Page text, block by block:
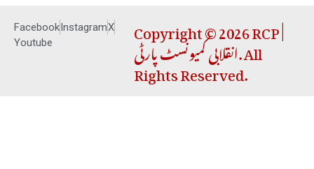
FacebookInstagramX
Youtube
Copyright © 2026 RCP |
انقلابی کمیونسٹ پارٹی. All
Rights Reserved.